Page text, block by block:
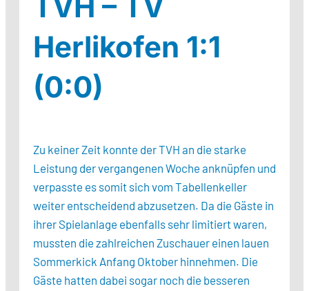
Herlikofen 1:1
(0:0)
Zu keiner Zeit konnte der TVH an die starke
Leistung der vergangenen Woche anknüpfen und
verpasste es somit sich vom Tabellenkeller
weiter entscheidend abzusetzen. Da die Gäste in
ihrer Spielanlage ebenfalls sehr limitiert waren,
mussten die zahlreichen Zuschauer einen lauen
Sommerkick Anfang Oktober hinnehmen. Die
Gäste hatten dabei sogar noch die besseren